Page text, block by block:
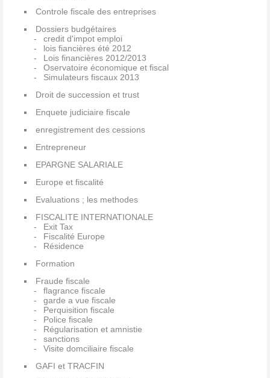
Controle fiscale des entreprises
Dossiers budgétaires
credit d'impot emploi
lois fiancières été 2012
Lois financières 2012/2013
Oservatoire économique et fiscal
Simulateurs fiscaux 2013
Droit de succession et trust
Enquete judiciaire fiscale
enregistrement des cessions
Entrepreneur
EPARGNE SALARIALE
Europe et fiscalité
Evaluations ; les methodes
FISCALITE INTERNATIONALE
Exit Tax
Fiscalité Europe
Résidence
Formation
Fraude fiscale
flagrance fiscale
garde a vue fiscale
Perquisition fiscale
Police fiscale
Régularisation et amnistie
sanctions
Visite domciliaire fiscale
GAFI et TRACFIN